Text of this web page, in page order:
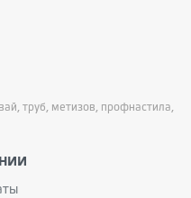
труб, метизов, профнастила,